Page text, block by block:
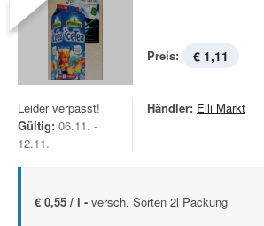
Preis: € 1,11
Leider verpasst!
Gültig: 06.11. -
12.11.
Händler: Elli Markt
€ 0,55 / l - versch. Sorten 2l Packung